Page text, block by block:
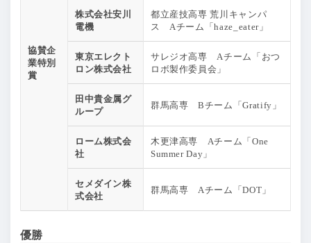
協賛企
業特別
賞
株式会社安川
電機
都立産技高専 荒川キャンパ
ス Aチーム「haze_eater」
東京エレクト
ロン株式会社
サレジオ高専 Aチーム「おつ
ロボ製作委員会」
田中貴金属グ
ループ
群馬高専 Bチーム「Gratify」
ローム株式会
社
木更津高専 Aチーム「One
Summer Day」
セメダイン株
式会社
群馬高専 Aチーム「DOT」
優勝